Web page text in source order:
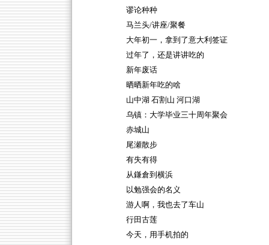
谬论种种
马兰头/讲座/聚餐
大年初一，拿到了意大利签证
过年了，还是讲讲吃的
新年废话
晒晒新年吃的啥
山中湖 石割山 河口湖
乌镇：大学毕业三十周年聚会
赤城山
尾瀬散步
有失有得
从鎌倉到横浜
以勉强会的名义
游人啊，我也去了车山
行田古莲
今天，用手机拍的